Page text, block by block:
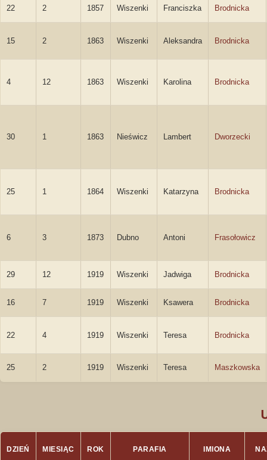
22 2 1857 Wiszenki Franciszka Brodnicka
15 2 1863 Wiszenki Aleksandra Brodnicka
4 12 1863 Wiszenki Karolina Brodnicka
30 1 1863 Nieświcz Lambert Dworzecki
25 1 1864 Wiszenki Katarzyna Brodnicka
6 3 1873 Dubno Antoni Frasołowicz
29 12 1919 Wiszenki Jadwiga Brodnicka
16 7 1919 Wiszenki Ksawera Brodnicka
22 4 1919 Wiszenki Teresa Brodnicka
25 2 1919 Wiszenki Teresa Maszkowska
DZIEŃ MIESIĄC ROK PARAFIA IMIONA